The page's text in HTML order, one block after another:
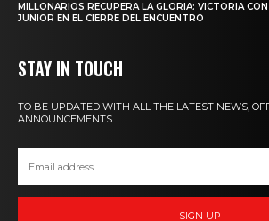
MILLONARIOS RECUPERA LA GLORIA: VICTORIA
JUNIOR EN EL CIERRE DEL ENCUENTRO
STAY IN TOUCH
TO BE UPDATED WITH ALL THE LATEST NEWS,
ANNOUNCEMENTS.
SIGN UP